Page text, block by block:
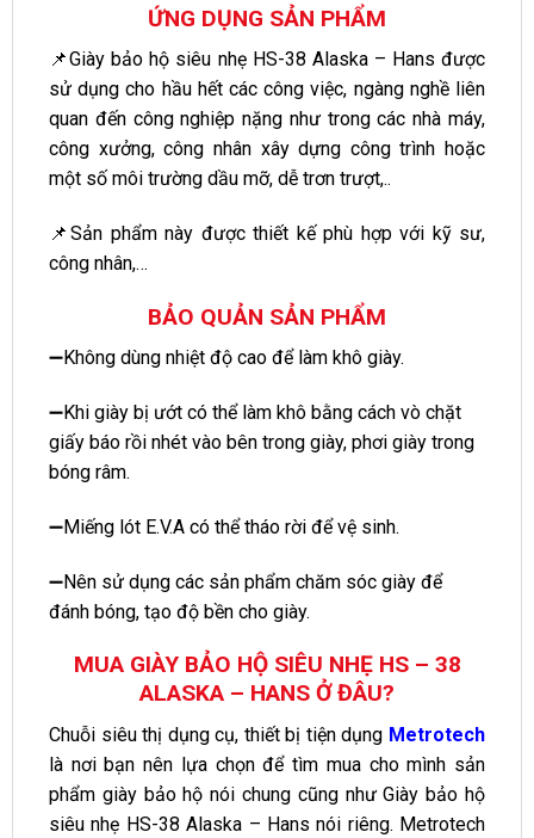
ỨNG DỤNG SẢN PHẨM
📌Giày bảo hộ siêu nhẹ HS-38 Alaska – Hans được
sử dụng cho hầu hết các công việc, ngàng nghề liên
quan đến công nghiệp nặng như trong các nhà máy,
công xưởng, công nhân xây dựng công trình hoặc
một số môi trường dầu mỡ, dễ trơn trượt,..
📌Sản phẩm này được thiết kế phù hợp với kỹ sư,
công nhân,…
BẢO QUẢN SẢN PHẨM
➖Không dùng nhiệt độ cao để làm khô giày.
➖Khi giày bị ướt có thể làm khô bằng cách vò chặt
giấy báo rồi nhét vào bên trong giày, phơi giày trong
bóng râm.
➖Miếng lót E.V.A có thể tháo rời để vệ sinh.
➖Nên sử dụng các sản phẩm chăm sóc giày để
đánh bóng, tạo độ bền cho giày.
MUA GIÀY BẢO HỘ SIÊU NHẸ HS – 38
ALASKA – HANS Ở ĐÂU?
Chuỗi siêu thị dụng cụ, thiết bị tiện dụng Metrotech
là nơi bạn nên lựa chọn để tìm mua cho mình sản
phẩm giày bảo hộ nói chung cũng như Giày bảo hộ
siêu nhẹ HS-38 Alaska – Hans nói riêng. Metrotech